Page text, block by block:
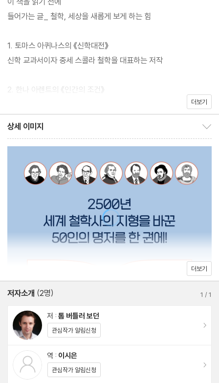
제를 다루기에 굉장히 실용적인 학문이다. 그러나 우리는 알게 모르
게 철학이란 말에 움츠러든다. 막상 읽어보려 해도 수많은 철학자 중
겁다. 『세계 철학 필독서 50』은 이 문제에 대한 해결책을 제시한다.
이 책 한 권이면 어렵게만 느껴지던 철학의 핵심 지도가 한눈에 들어
오고 어디서부터 시작해야 할지 분명하게 알 수 있다.
이 책에는 2500년간 끊임없이 재해석되어온 플라톤부터 최대 다수
최대행복의 제러미 벤담, 페미니즘의 전복을 시도한 주디스 버틀러,
세상의 이치를 말하는 공자, “나는 생각한다, 고로 존재한다”의 데카
르트, 20세기의 가장 뛰어난 철학 마르틴 하이데거, 과학철학의 기
반을 다진 칼 포퍼, 노력하면 된다는 신화에 파문을 던진 마이클 샌
델까지 당대와 후대에 크나큰 영향을 끼친, 그래서 현재 우리 삶 곳
어디부터 읽어도 상관없다. 관심이 가는 철학자의 책부터 보면 된다.
소개한 각 책의 말미에는 함께 읽으면 좋은 책도 정리해두었다. 그리
고 눈물을 머금고 본문에 넣지 못한 50권의 리스트도 별도로 넣었
다. 이 책은 철학의 세계로 발을 들여놓도록 도와준다. 더 읽어보고
싶은 철학자의 책이 있다면 원저를 찾아서 읽어보면 된다. 분명한 사
들어가는 글_ 철학, 세상을 새롭게 보게 하는 힘
1. 토마스 아퀴나스의 《신학대전》
신학 교과서이자 중세 스콜라 철학을 대표하는 저작
2. 한나 아렌트의 《인간의 조건》
3. 아리스토텔레스의 《니코마코스 윤리학》
아들에게 그리고 우리 모두에게 전하는 좋은 삶의 비결
4. 알프레드 J. 에이어의 《언어, 논리, 진리》
5. 장 보드리야르의 《시뮬라시옹》
보드리야르 열풍을 불러온, 시간을 거스르는 문제적 역작
철학적인 범주로서의 ‘여성’에 주목한 매력적인 읽을거리
7. 제러미 벤담의 《도덕과 입법의 원리》
‘최대 다수의 최대 행복’을 실현하기 위한 입법의 기술
8. 앙리 베르그송의 《창조적 진화》
인간의 진화와 철학을 엮은, 노벨 문학상에 빛나는 책
더보기
상세 이미지
더보기
저자소개 (2명) 1 /1
저 : 톰 버틀러 보던
관심작가 알림신청
역 : 이시은
관심작가 알림신청